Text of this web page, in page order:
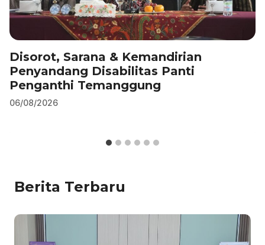
Disorot, Sarana & Kemandirian
Penyandang Disabilitas Panti
Penganthi Temanggung
06/08/2026
Berita Terbaru